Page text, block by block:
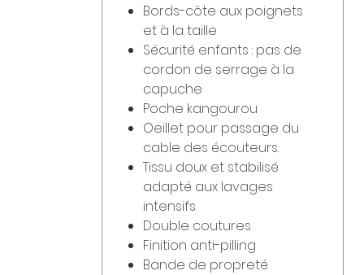
Bords-côte aux poignets
et à la taille
Sécurité enfants : pas de
cordon de serrage à la
capuche
Poche kangourou
Oeillet pour passage du
cable des écouteurs.
Tissu doux et stabilisé
adapté aux lavages
intensifs
Double coutures
Finition anti-pilling
Bande de propreté